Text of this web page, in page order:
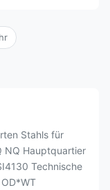
Stahls für
NQ Hauptquartier
Technische